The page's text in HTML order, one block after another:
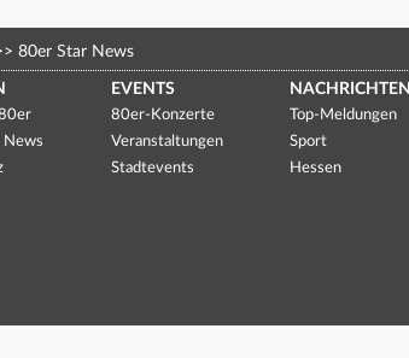
80er Star News
News
EVENTS
80er-Konzerte
Veranstaltungen
Stadtevents
NACHRICHTEN
Top-Meldungen
Sport
Hessen